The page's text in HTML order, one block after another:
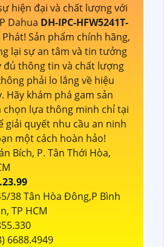
hiện đại và chất lượng với
Dahua DH-IPC-HFW5241T-
Sản phẩm chính hãng,
lại sự an tâm và tin tưởng
đủ thông tin và chất lượng
phải lo lắng về hiệu
Hãy khám phá gam sản
chọn lựa thông minh chỉ tại
giải quyết nhu cầu an ninh
một cách hoàn hảo!
Bích, P. Tân Thới Hòa,
38 Tân Hòa Đông,P Bình
TP HCM
6688.4949